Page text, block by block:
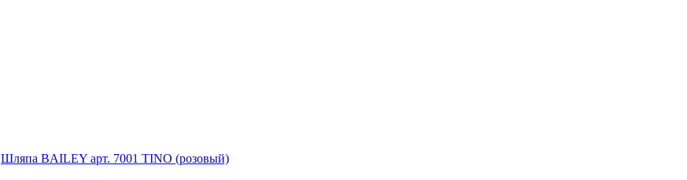
Шляпа BAILEY арт. 7001 TINO (розовый)